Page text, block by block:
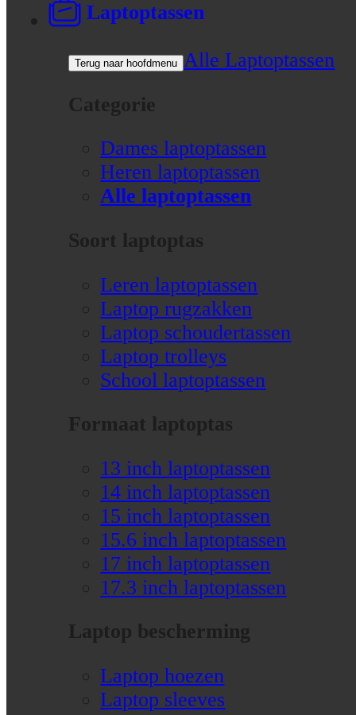
Laptoptassen
Terug naar hoofdmenu Alle Laptoptassen
Categorie
Dames laptoptassen
Heren laptoptassen
Alle laptoptassen
Soort laptoptas
Leren laptoptassen
Laptop rugzakken
Laptop schoudertassen
Laptop trolleys
School laptoptassen
Formaat laptoptas
13 inch laptoptassen
14 inch laptoptassen
15 inch laptoptassen
15.6 inch laptoptassen
17 inch laptoptassen
17.3 inch laptoptassen
Laptop bescherming
Laptop hoezen
Laptop sleeves